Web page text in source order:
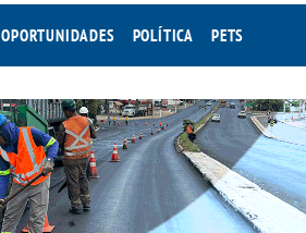
OPORTUNIDADES POLÍTICA PETS